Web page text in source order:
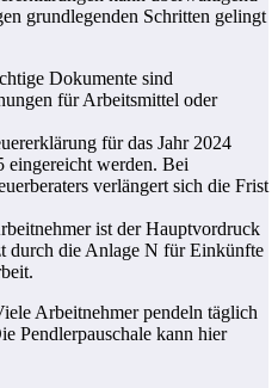
grundlegenden Schritten gelingt
Dokumente sind
für Arbeitsmittel oder
für das Jahr 2024
eingereicht werden. Bei
verlängert sich die Frist
ist der Hauptvordruck
durch die Anlage N für Einkünfte
Arbeitnehmer pendeln täglich
Pendlerpauschale kann hier